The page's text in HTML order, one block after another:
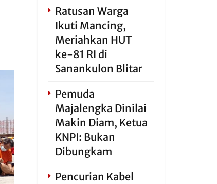
Ratusan Warga
Ikuti Mancing,
Meriahkan HUT
ke-81 RI di
Sanankulon Blitar
Pemuda
Majalengka Dinilai
Makin Diam, Ketua
KNPI: Bukan
Dibungkam
Pencurian Kabel